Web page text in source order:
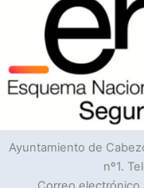
Ayuntamiento de
nº1.